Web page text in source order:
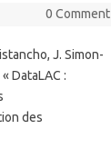
0 Comment
J. Simon-
DataLAC :
des